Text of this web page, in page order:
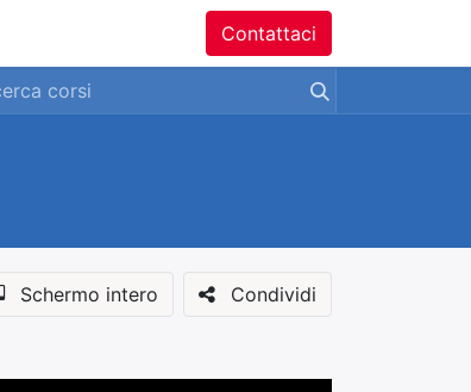
Contattaci
Schermo intero Condividi